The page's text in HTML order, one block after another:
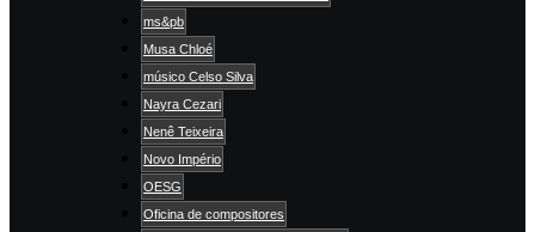
ms&pb
Musa Chloé
músico Celso Silva
Nayra Cezari
Nenê Teixeira
Novo Império
OESG
Oficina de compositores